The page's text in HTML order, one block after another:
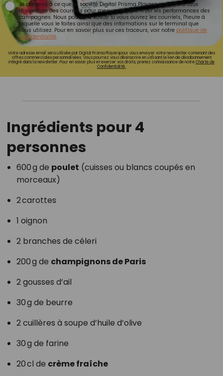
Je consens à ce que la société Digital Prisma Players analyse le taux
d'ouverture des courriels pour mesurer et optimiser les performances des
campagnes. Nous pourrons savoir si vous ouvrez les courriels, l'heure à
laquelle vous le faites ainsi que des informations sur le terminal que
vous utilisez. Pour en savoir plus sur ces traceurs, voir notre politique de
confidentialité.
Votre adresse email sera utilisée par Digital Prisma Playerspour vous envoyer votre newsletter contenant des
offres commerciales personnalisées. Vous pourrez vous désinscrire en utilisant le lien de désabonnement
intégré dans la newsletter. Pour en savoir plus et exercer vos droits, prenez connaissance de notreCharte de
Confidentialité.
Ingrédients pour 4
personnes
600 g de poulet (cuisses ou blancs coupés en
morceaux)
2 carottes
1 oignon
2 branches de céleri
200 g de champignons de Paris
2 gousses d’ail
30 g de beurre
2 cuillères à soupe d’huile d’olive
30 g de farine
20 cl de crème fraîche